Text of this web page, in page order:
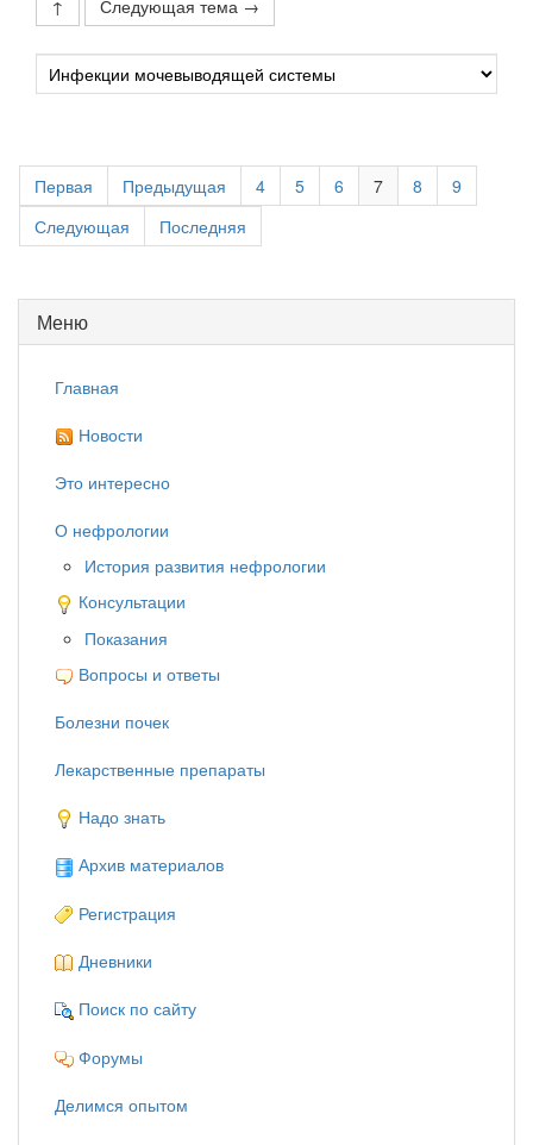
↑ Следующая тема →
Первая Предыдущая 4 5 6 7 8
9
Следующая
Последняя
Меню
Главная
Новости
Это интересно
О нефрологии
История развития нефрологии
Консультации
Показания
Вопросы и ответы
Болезни почек
Лекарственные препараты
Надо знать
Архив материалов
Регистрация
Дневники
Поиск по сайту
Форумы
Делимся опытом